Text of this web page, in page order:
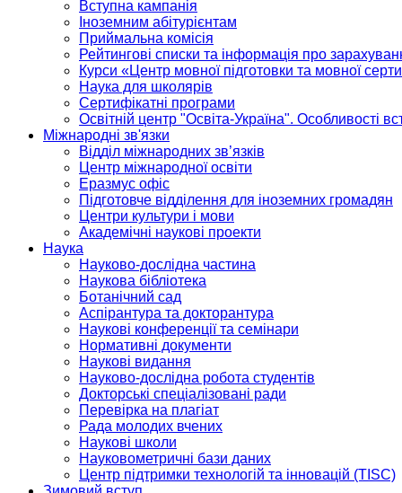
Вступна кампанія
Іноземним абітурієнтам
Приймальна комісія
Рейтингові списки та інформація про
Курси «Центр мовної підготовки та мовної
Наука для школярів
Сертифікатні програми
Освітній центр "Освіта-Україна". Особливості
Міжнародні зв'язки
Відділ міжнародних зв’язків
Центр міжнародної освіти
Еразмус офіс
Підготовче відділення для іноземних громадян
Центри культури і мови
Академічні наукові проекти
Наука
Науково-дослідна частина
Наукова бібліотека
Ботанічний сад
Аспірантура та докторантура
Наукові конференції та семінари
Нормативні документи
Наукові видання
Науково-дослідна робота студентів
Докторські спеціалізовані ради
Перевірка на плагіат
Рада молодих вчених
Наукові школи
Науковометричні бази даних
Центр підтримки технологій та інновацій (TISC)